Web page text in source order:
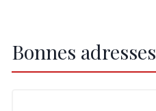
Bonnes adresses